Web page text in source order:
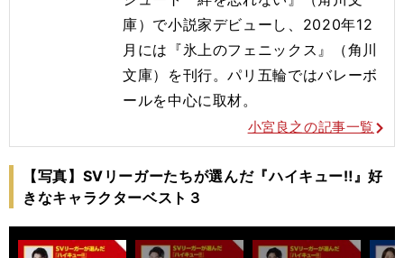
庫）で小説家デビューし、2020年12
月には『氷上のフェニックス』（角川
文庫）を刊行。パリ五輪ではバレーボ
ールを中心に取材。
小宮良之の記事一覧
【写真】SVリーガーたちが選んだ『ハイキュー‼』好
きなキャラクターベスト３